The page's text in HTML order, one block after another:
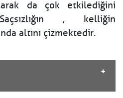
da çok etkilediğini
, kelliğin
altını çizmektedir.